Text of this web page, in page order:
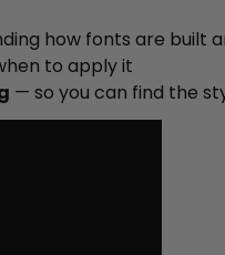
how fonts are built
to apply it
— so you can find the